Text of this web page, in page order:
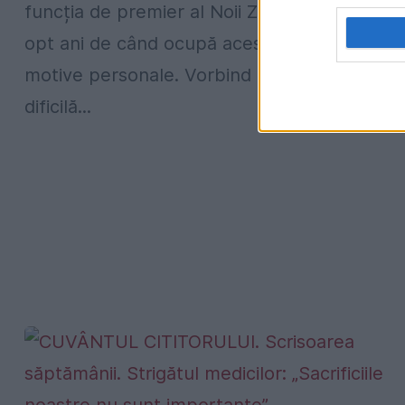
funcția de premier al Noii Zeelande, după
opt ani de când ocupă acest post, din
motive personale. Vorbind despre „cea mai
dificilă...